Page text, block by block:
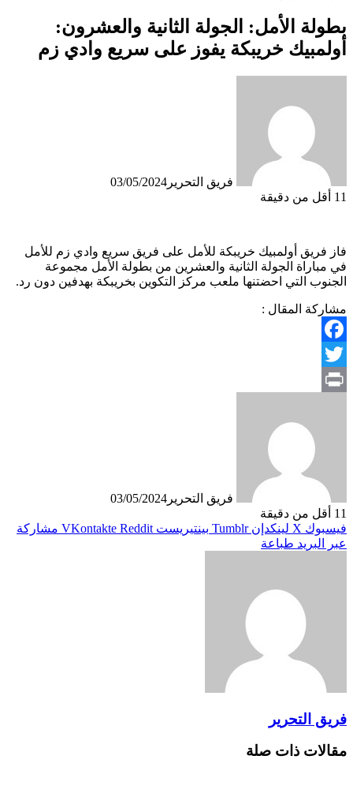
بطولة الأمل: الجولة الثانية والعشرون:
أولمبيك خريبكة يفوز على سريع وادي زم
فريق التحرير 03/05/2024
11 أقل من دقيقة
فاز فريق أولمبيك خريبكة للأمل على فريق سريع وادي زم للأمل
في مباراة الجولة الثانية والعشرين من بطولة الأمل مجموعة
الجنوب التي احضتنها ملعب مركز التكوين بخريبكة بهدفين دون رد.
مشاركة المقال :
Facebook
Twitter
فريق التحرير 03/05/2024
11 أقل من دقيقة
فيسبوك X لينكدإن بينتيريست
مشاركة
عبر البريد طباعة
فريق التحرير
مقالات ذات صلة